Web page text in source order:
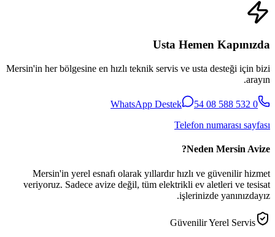
Usta Hemen Kapınızda
Mersin'in her bölgesine en hızlı teknik servis ve usta desteği için bizi
arayın.
0 532 588 08 54
WhatsApp Destek
Telefon numarası sayfası
Neden Mersin Avize?
Mersin'in yerel esnafı olarak yıllardır hızlı ve güvenilir hizmet
veriyoruz. Sadece avize değil, tüm elektrikli ev aletleri ve tesisat
işlerinizde yanınızdayız.
Güvenilir Yerel Servis